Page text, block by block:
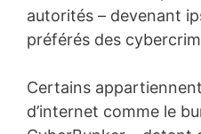
autorités – devenant
préférés des
Certains
d’internet comme le